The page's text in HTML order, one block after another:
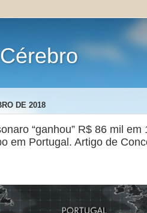
DE 2018
“ganhou” R$ 86 mil em
em Portugal. Artigo de